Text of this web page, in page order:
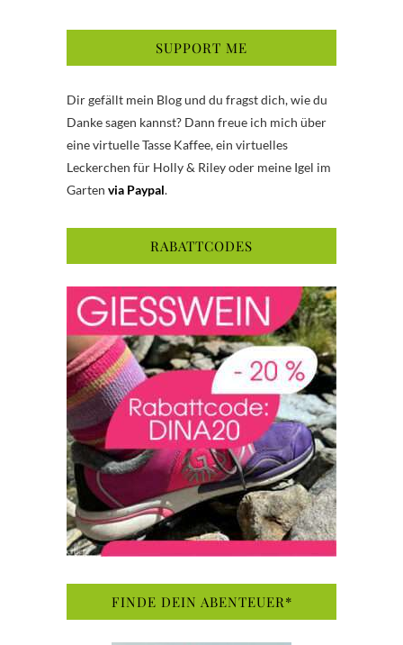
SUPPORT ME
Dir gefällt mein Blog und du fragst dich, wie du
Danke sagen kannst? Dann freue ich mich über
eine virtuelle Tasse Kaffee, ein virtuelles
Leckerchen für Holly & Riley oder meine Igel im
Garten via Paypal.
RABATTCODES
FINDE DEIN ABENTEUER*